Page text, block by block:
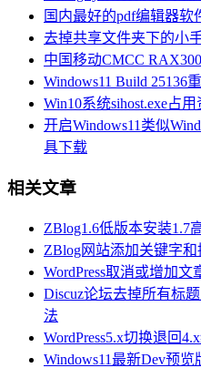
国内最好的pdf编辑器软
去掉共享文件夹下的小
中国移动CMCC
Windows11 Build 25136
Win10系统sihost.exe占
开启Windows11类似
具下载
相关文章
ZBlog1.6低版本安装1.7
ZBlog网站添加关键字
WordPress取消或增加
Discuz论坛去掉所有标
法
WordPress5.x切换退回
Windows11最新Dev预